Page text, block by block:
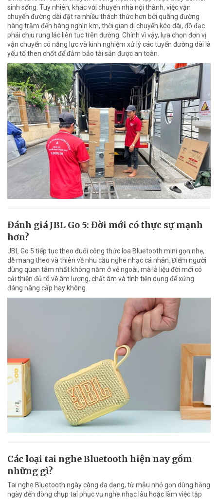
sinh sống. Tuy nhiên, khác với chuyển nhà nội thành, việc vận
chuyển đường dài đặt ra nhiều thách thức hơn bởi quãng đường
hàng trăm đến hàng nghìn km, thời gian di chuyển kéo dài, đồ đạc
phải chịu rung lắc liên tục trên đường. Chính vì vậy, lựa chọn đơn vị
vận chuyển có năng lực và kinh nghiệm xử lý các tuyến đường dài là
yếu tố then chốt để đảm bảo tài sản được an toàn.
Đánh giá JBL Go 5: Đời mới có thực sự mạnh
hơn?
JBL Go 5 tiếp tục theo đuổi công thức loa Bluetooth mini gọn nhẹ,
dễ mang theo và thiên về nhu cầu nghe nhạc cá nhân. Điểm người
dùng quan tâm nhất không nằm ở vẻ ngoài, mà là liệu đời mới có
cải thiện đủ rõ về âm lượng, chất âm và tính tiện dụng để xứng
đáng nâng cấp hay không.
Các loại tai nghe Bluetooth hiện nay gồm
những gì?
Tai nghe Bluetooth ngày càng đa dạng, từ mẫu nhỏ gọn dùng hằng
ngày đến dòng chụp tai phục vụ nghe nhạc lâu hoặc làm việc tập